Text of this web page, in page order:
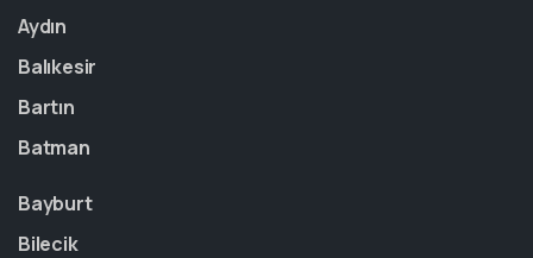
Aydın
Balıkesir
Bartın
Batman
Bayburt
Bilecik